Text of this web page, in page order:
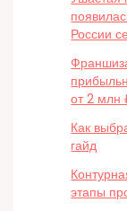
России
от 2 млн
Как
гайд
этапы